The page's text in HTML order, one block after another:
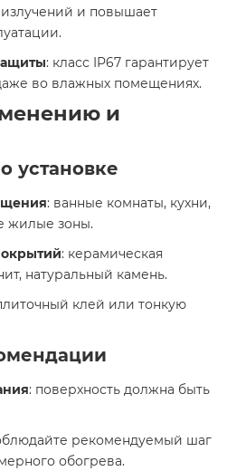
и повышает
: класс IP67 гарантирует
во влажных помещениях.​
и
установке
: ванные комнаты, кухни,
жилые зоны.​
: керамическая
натуральный камень.​
клей или тонкую
: поверхность должна быть
рекомендуемый шаг
обогрева.​